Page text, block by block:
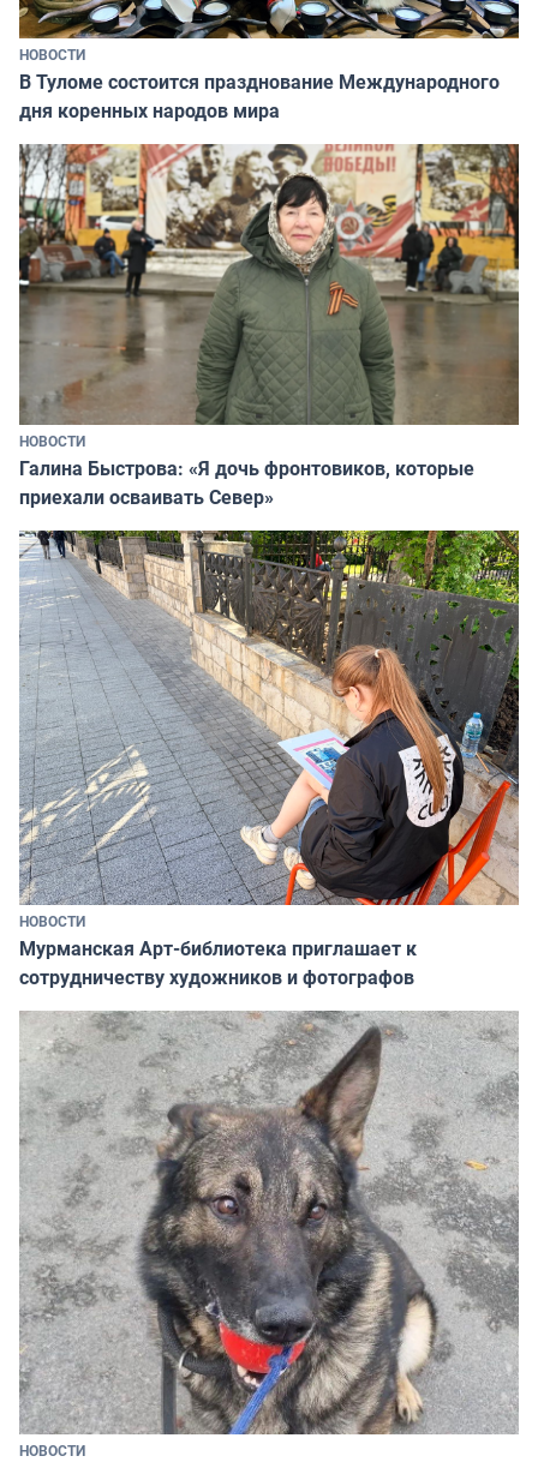
НОВОСТИ
В Туломе состоится празднование Международного
дня коренных народов мира
НОВОСТИ
Галина Быстрова: «Я дочь фронтовиков, которые
приехали осваивать Север»
НОВОСТИ
Мурманская Арт-библиотека приглашает к
сотрудничеству художников и фотографов
НОВОСТИ